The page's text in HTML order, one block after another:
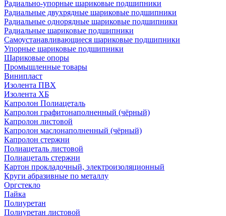
Радиально-упорные шариковые подшипники
Радиальные двухрядные шариковые подшипники
Радиальные однорядные шариковые подшипники
Радиальные шариковые подшипники
Самоустанавливающиеся шариковые подшипники
Упорные шариковые подшипники
Шариковые опоры
Промышленные товары
Винипласт
Изолента ПВХ
Изолента ХБ
Капролон Полиацеталь
Капролон графитонаполненный (чёрный)
Капролон листовой
Капролон маслонаполненный (чёрный)
Капролон стержни
Полиацеталь листовой
Полиацеталь стержни
Картон прокладочный, электроизоляционный
Круги абразивные по металлу
Оргстекло
Пайка
Полиуретан
Полиуретан листовой